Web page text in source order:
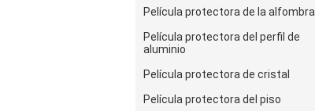
Película protectora de la alfombra
Película protectora del perfil de
aluminio
Película protectora de cristal
Película protectora del piso